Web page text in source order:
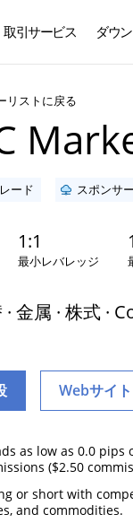
取引サービス ダウ
リストに戻る
ード スポンサ
1:1
最小レバレッジ
金属 · 株式 ·
Webサイ
as low as 0.0 pips
($2.50
or short with
and commodities.